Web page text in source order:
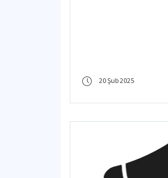
20 Şub 2025